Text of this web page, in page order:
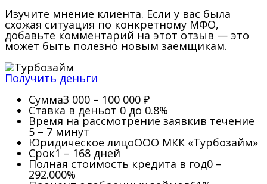
Изучите мнение клиента. Если у вас была
схожая ситуация по конкретному МФО,
добавьте комментарий на этот отзыв — это
может быть полезно новым заемщикам.
Получить деньги
Сумма3 000 – 100 000 ₽
Ставка в деньот 0 до 0.8%
Время на рассмотрение заявкив течение
5 – 7 минут
Юридическое лицоООО МКК «Турбозайм»
Срок1 – 168 дней
Полная стоимость кредита в год0 –
292.000%